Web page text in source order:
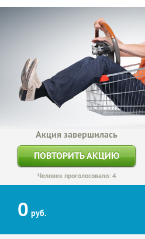
Акция завершилась
ПОВТОРИТЬ АКЦИЮ
Человек проголосовало: 4
0 руб.